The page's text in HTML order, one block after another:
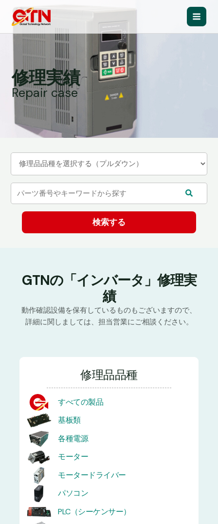
Main
修理実績
Repair case
GTNの「インバータ」修理実
績
動作確認設備を保有しているものもございますので、
詳細に関しましては、担当営業にご相談ください。
修理品品種
すべての製品
基板類
各種電源
モーター
モータードライバー
パソコン
PLC（シーケンサー）